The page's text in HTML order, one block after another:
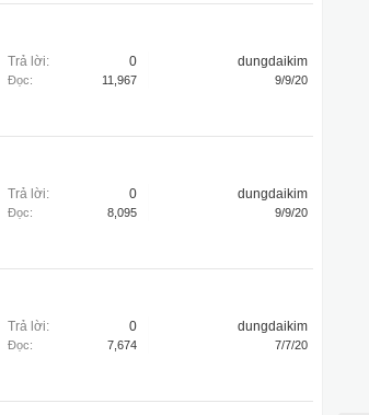
Trả lời: 0
Đọc: 11,967
dungdaikim
9/9/20
Trả lời: 0
Đọc: 8,095
dungdaikim
9/9/20
Trả lời: 0
Đọc: 7,674
dungdaikim
7/7/20